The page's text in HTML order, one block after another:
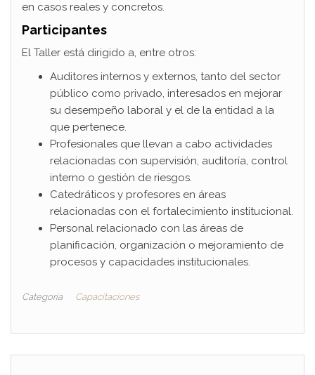
en casos reales y concretos.
Participantes
El Taller está dirigido a, entre otros:
Auditores internos y externos, tanto del sector
público como privado, interesados en mejorar
su desempeño laboral y el de la entidad a la
que pertenece.
Profesionales que llevan a cabo actividades
relacionadas con supervisión, auditoría, control
interno o gestión de riesgos.
Catedráticos y profesores en áreas
relacionadas con el fortalecimiento institucional.
Personal relacionado con las áreas de
planificación, organización o mejoramiento de
procesos y capacidades institucionales.
Categoría Capacitaciones